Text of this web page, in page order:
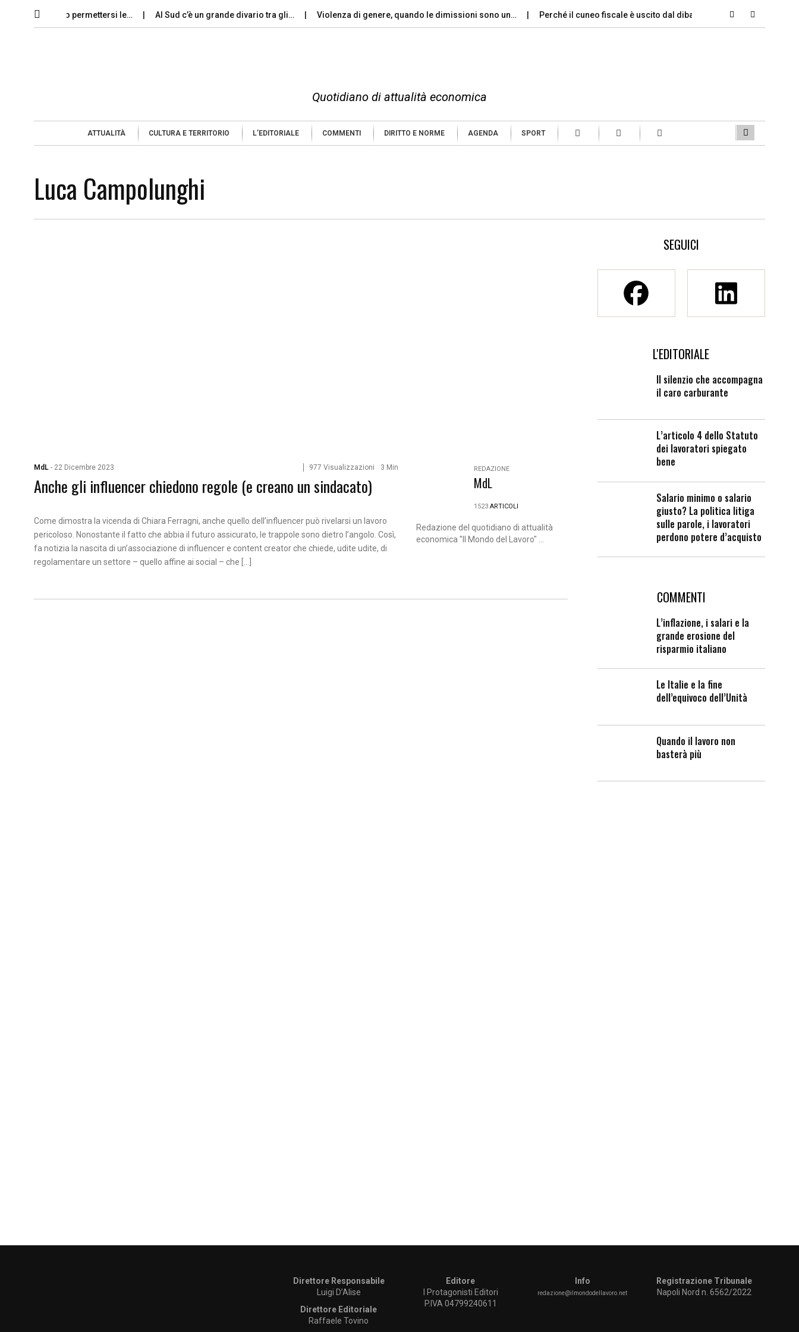
possono permettersi le… Al Sud c’è un grande divario tra gli… Violenza di genere, quando le dimissioni sono un… Perché il cuneo fiscale è uscito dal dibattito… Si parte, ecco
Quotidiano di attualità economica
ATTUALITÀ CULTURA E TERRITORIO L’EDITORIALE COMMENTI DIRITTO E NORME AGENDA SPORT
Luca Campolunghi
MdL - 22 Dicembre 2023 977 Visualizzazioni 3 Min
Anche gli influencer chiedono regole (e creano un sindacato)
Come dimostra la vicenda di Chiara Ferragni, anche quello dell’influencer può rivelarsi un lavoro
pericoloso. Nonostante il fatto che abbia il futuro assicurato, le trappole sono dietro l’angolo. Così,
fa notizia la nascita di un’associazione di influencer e content creator che chiede, udite udite, di
regolamentare un settore – quello affine ai social – che […]
REDAZIONE
MdL
1523 ARTICOLI
Redazione del quotidiano di attualità
economica "Il Mondo del Lavoro" ...
SEGUICI
L'EDITORIALE
Il silenzio che accompagna
il caro carburante
L’articolo 4 dello Statuto
dei lavoratori spiegato
bene
Salario minimo o salario
giusto? La politica litiga
sulle parole, i lavoratori
perdono potere d’acquisto
COMMENTI
L’inflazione, i salari e la
grande erosione del
risparmio italiano
Le Italie e la fine
dell’equivoco dell’Unità
Quando il lavoro non
basterà più
Direttore Responsabile
Luigi D’Alise
Direttore Editoriale
Raffaele Tovino
Editore
I Protagonisti Editori
P.IVA 04799240611
Info
redazione@ilmondodellavoro.net
Registrazione Tribunale
Napoli Nord n. 6562/2022